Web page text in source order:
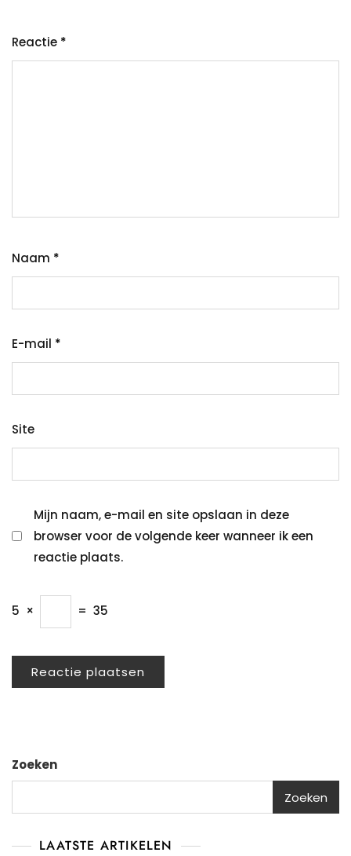
Reactie *
Naam *
E-mail *
Site
Mijn naam, e-mail en site opslaan in deze
browser voor de volgende keer wanneer ik een
reactie plaats.
5 × = 35
Zoeken
Zoeken
LAATSTE ARTIKELEN